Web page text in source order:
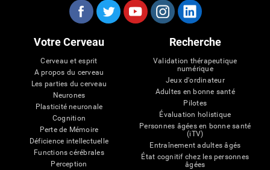
Votre Cerveau
Cerveau et esprit
A propos du cerveau
Les parties du cerveau
Neurones
Plasticité neuronale
Cognition
Perte de Mémoire
Déficience intellectuelle
Functions cérébrales
Perception
Recherche
Validation thérapeutique
numérique
Jeux d'ordinateur
Adultes en bonne santé
Pilotes
Évaluation holistique
Personnes âgées en bonne santé
(iTV)
Entraînement adultes âgés
État cognitif chez les personnes
âgées